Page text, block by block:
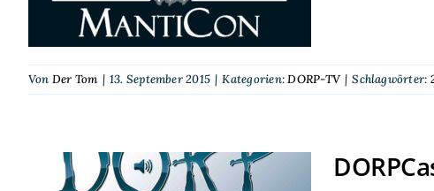
Von Der Tom | 13. September 2015 | Kategorien:DORP-TV | Schlagwörter: